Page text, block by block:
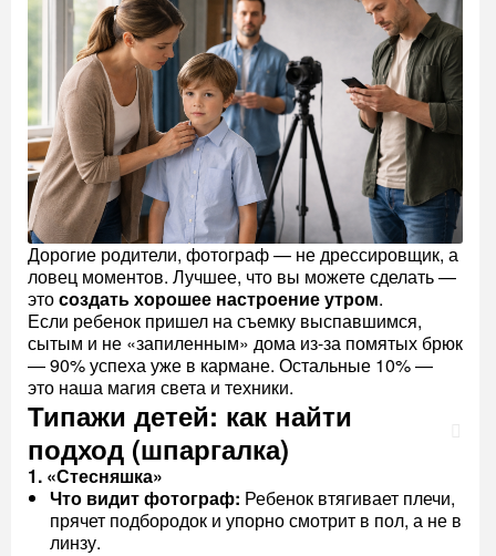
Дорогие родители, фотограф — не дрессировщик, а
ловец моментов. Лучшее, что вы можете сделать —
этосоздать хорошее настроение утром.
Если ребенок пришел на съемку выспавшимся,
сытым и не «запиленным» дома из-за помятых брюк
— 90% успеха уже в кармане. Остальные 10% —
это наша магия света и техники.
Типажи детей: как найти
подход (шпаргалка)
1. «Стесняшка»
Что видит фотограф: Ребенок втягивает плечи,
прячет подбородок и упорно смотрит в пол, а не в
линзу.